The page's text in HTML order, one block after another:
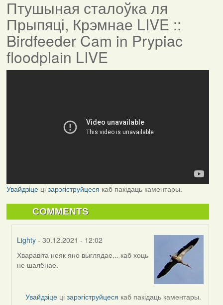
Птушыная сталоўка ля
Прыпяці, Крэмнае LIVE ::
Birdfeeder Cam in Prypiac
floodplain LIVE
Увайдзіцеці зарэгіструйцеся каб пакідаць каментары.
COMMENTS
Lighty - 30.12.2021 - 12:02
In
reply
Peregrinus
Хваравіта неяк яно выглядае... каб хоць
не шалёнае.
Увайдзіце цізарэгіструйцеся каб пакідаць каментары.